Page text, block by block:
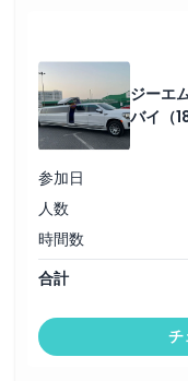
ジーエ
バイ（
参加日
人数
時間数
合計
チ